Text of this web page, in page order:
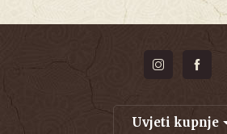
Uvjeti kupnje